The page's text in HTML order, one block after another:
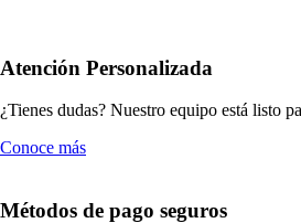
Atención Personalizada
¿Tienes dudas? Nuestro equipo está listo
Conoce más
Métodos de pago seguros